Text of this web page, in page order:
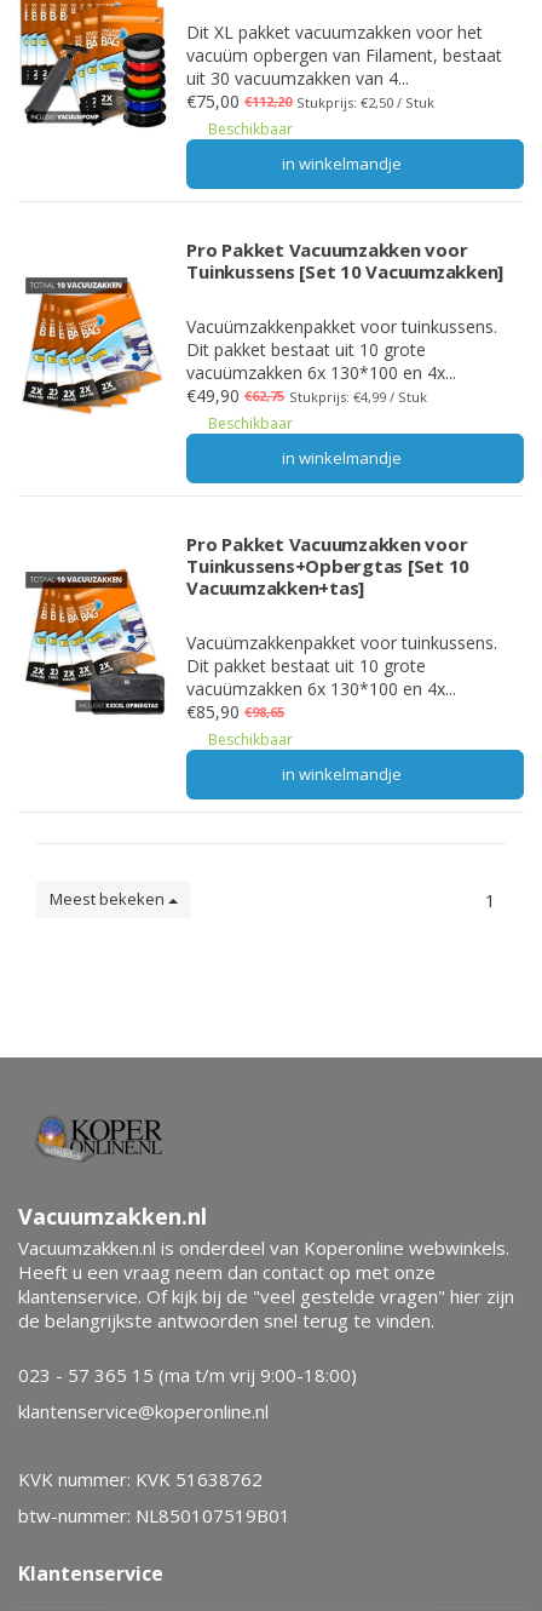
Dit XL pakket vacuumzakken voor het
vacuüm opbergen van Filament, bestaat
uit 30 vacuumzakken van 4...
€75,00 €112,20 Stukprijs: €2,50 / Stuk
Beschikbaar
in winkelmandje
Pro Pakket Vacuumzakken voor
Tuinkussens [Set 10 Vacuumzakken]
Vacuümzakkenpakket voor tuinkussens.
Dit pakket bestaat uit 10 grote
vacuümzakken 6x 130*100 en 4x...
€49,90 €62,75 Stukprijs: €4,99 / Stuk
Beschikbaar
in winkelmandje
Pro Pakket Vacuumzakken voor
Tuinkussens+Opbergtas [Set 10
Vacuumzakken+tas]
Vacuümzakkenpakket voor tuinkussens.
Dit pakket bestaat uit 10 grote
vacuümzakken 6x 130*100 en 4x...
€85,90 €98,65
Beschikbaar
in winkelmandje
Meest bekeken 1
Vacuumzakken.nl
Vacuumzakken.nl is onderdeel van Koperonline webwinkels.
Heeft u een vraag neem dan contact op met onze
klantenservice. Of kijk bij de "veel gestelde vragen" hier zijn
de belangrijkste antwoorden snel terug te vinden.
023 - 57 365 15 (ma t/m vrij 9:00-18:00)
klantenservice@koperonline.nl
KVK nummer: KVK 51638762
btw-nummer: NL850107519B01
Klantenservice